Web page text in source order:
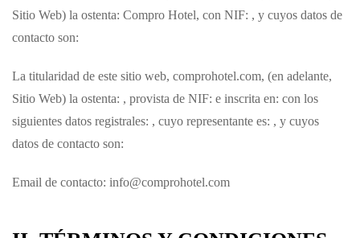
Sitio Web) la ostenta: Compro Hotel, con NIF: , y cuyos datos de
contacto son:
La titularidad de este sitio web, comprohotel.com, (en adelante,
Sitio Web) la ostenta: , provista de NIF: e inscrita en: con los
siguientes datos registrales: , cuyo representante es: , y cuyos
datos de contacto son:
Email de contacto: info@comprohotel.com